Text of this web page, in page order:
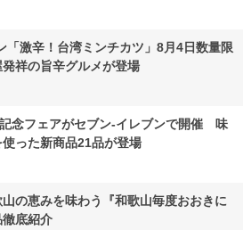
「激辛！台湾ミンチカツ」8月4日数量限
祥の旨辛グルメが登場
念フェアがセブン-イレブンで開催 味
った新商品21品が登場
の恵みを味わう『和歌山毎度おおきに
底紹介